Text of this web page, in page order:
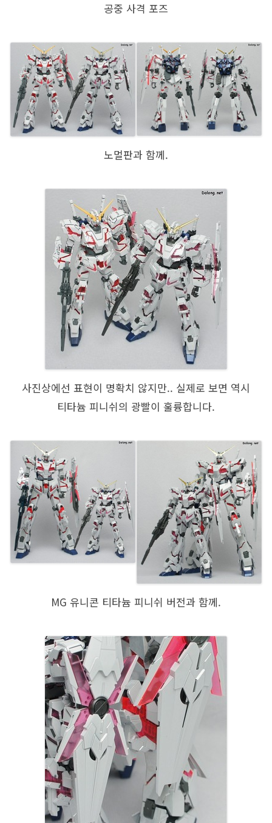
공중 사격 포즈
노멀판과 함께.
사진상에선 표현이 명확치 않지만.. 실제로 보면 역시
티타늄 피니쉬의 광빨이 훌륭합니다.
MG 유니콘 티타늄 피니쉬 버전과 함께.